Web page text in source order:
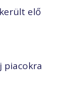
elő
piacokra